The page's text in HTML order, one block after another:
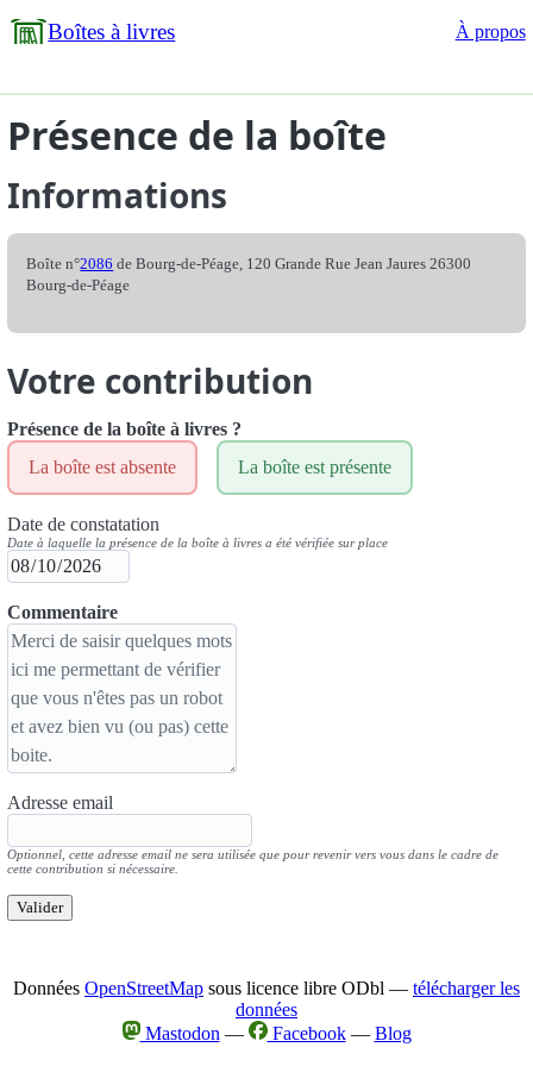
Boîtes à livres À propos
Présence de la boîte
Informations
Boîte n°2086 de Bourg-de-Péage, 120 Grande Rue Jean Jaures 26300
Bourg-de-Péage
Votre contribution
Présence de la boîte à livres ?
La boîte est absente
La boîte est présente
Date de constatation
Date à laquelle la présence de la boîte à livres a été vérifiée sur place
Commentaire
Adresse email
Optionnel, cette adresse email ne sera utilisée que pour revenir vers vous dans le cadre de
cette contribution si nécessaire.
Valider
Données OpenStreetMap sous licence libre ODbl — télécharger les
données
Mastodon — Facebook— Blog